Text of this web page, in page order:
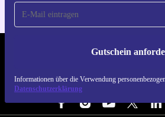
Gutschein
Informationen über die Verwendung
Datenschutzerklärung
REFURBED ÖSTERREICH -
FOLGE UNS